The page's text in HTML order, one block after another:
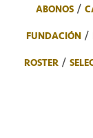
ABONOS
FUNDACIÓN
ROSTER